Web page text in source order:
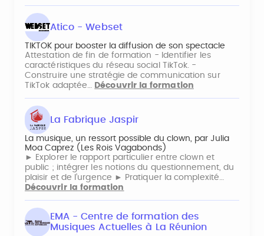
Atico - Webset
TIKTOK pour booster la diffusion de son spectacle
Attestation de fin de formation - Identifier les
caractéristiques du réseau social TikTok. -
Construire une stratégie de communication sur
TikTok adaptée… Découvrir la formation
La Fabrique Jaspir
La musique, un ressort possible du clown, par Julia
Moa Caprez (Les Rois Vagabonds)
► Explorer le rapport particulier entre clown et
public ; intégrer les notions du questionnement, du
plaisir et de l’urgence ► Pratiquer la complexité…
Découvrir la formation
EMA - Centre de formation des
Musiques Actuelles à La Réunion